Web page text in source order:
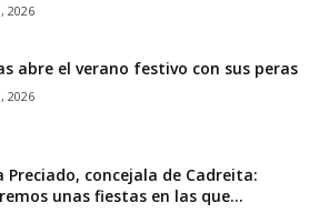
2026
abre el verano festivo con sus peras
2026
Preciado, concejala de Cadreita:
unas fiestas en las que...